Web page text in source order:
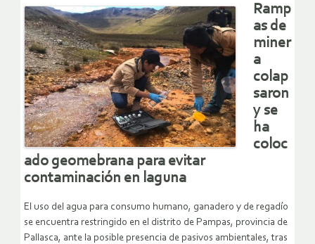
Ramp
as de
miner
a
colap
saron
y se
ha
coloc
ado geomebrana para evitar
contaminación en laguna
El uso del agua para consumo humano, ganadero y de regadío
se encuentra restringido en el distrito de Pampas, provincia de
Pallasca, ante la posible presencia de pasivos ambientales, tras